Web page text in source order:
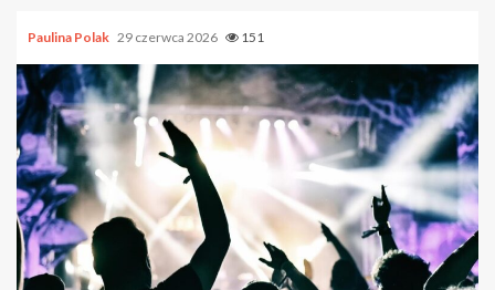
Paulina Polak 29 czerwca 2026 151